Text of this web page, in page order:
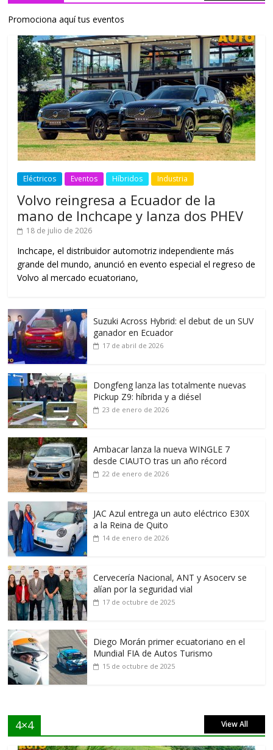
Promociona aquí tus eventos
Eléctricos Eventos Híbridos Industria
Volvo reingresa a Ecuador de la
mano de Inchcape y lanza dos PHEV
18 de julio de 2026
Inchcape, el distribuidor automotriz independiente más
grande del mundo, anunció en evento especial el regreso de
Volvo al mercado ecuatoriano,
Suzuki Across Hybrid: el debut de un SUV
ganador en Ecuador
17 de abril de 2026
Dongfeng lanza las totalmente nuevas
Pickup Z9: híbrida y a diésel
23 de enero de 2026
Ambacar lanza la nueva WINGLE 7
desde CIAUTO tras un año récord
22 de enero de 2026
JAC Azul entrega un auto eléctrico E30X
a la Reina de Quito
14 de enero de 2026
Cervecería Nacional, ANT y Asocerv se
alían por la seguridad vial
17 de octubre de 2025
Diego Morán primer ecuatoriano en el
Mundial FIA de Autos Turismo
15 de octubre de 2025
4×4 View All